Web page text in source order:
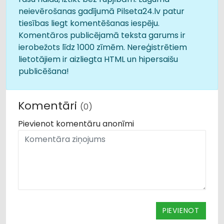
neievērošanas gadījumā Pilseta24.lv patur
tiesības liegt komentēšanas iespēju.
Komentāros publicējamā teksta garums ir
ierobežots līdz 1000 zīmēm. Nereģistrētiem
lietotājiem ir aizliegta HTML un hipersaišu
publicēšana!
Komentāri (0)
Pievienot komentāru anonīmi
PIEVIENOT